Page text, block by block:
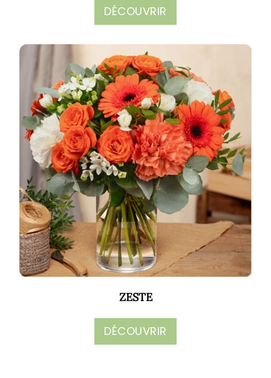
DÉCOUVRIR
ZESTE
DÉCOUVRIR